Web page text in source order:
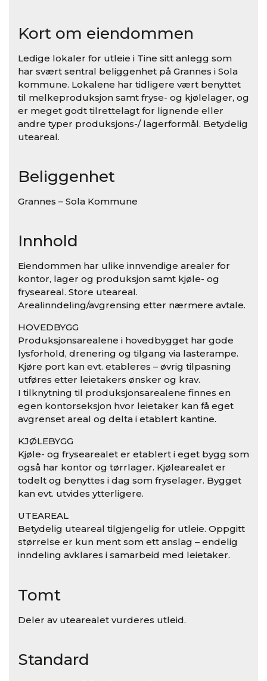
Kort om eiendommen
Ledige lokaler for utleie i Tine sitt anlegg som
har svært sentral beliggenhet på Grannes i Sola
kommune. Lokalene har tidligere vært benyttet
til melkeproduksjon samt fryse- og kjølelager, og
er meget godt tilrettelagt for lignende eller
andre typer produksjons-/ lagerformål. Betydelig
uteareal.
Beliggenhet
Grannes – Sola Kommune
Innhold
Eiendommen har ulike innvendige arealer for
kontor, lager og produksjon samt kjøle- og
fryseareal. Store uteareal.
Arealinndeling/avgrensing etter nærmere avtale.
HOVEDBYGG
Produksjonsarealene i hovedbygget har gode
lysforhold, drenering og tilgang via lasterampe.
Kjøre port kan evt. etableres – øvrig tilpasning
utføres etter leietakers ønsker og krav.
I tilknytning til produksjonsarealene finnes en
egen kontorseksjon hvor leietaker kan få eget
avgrenset areal og delta i etablert kantine.
KJØLEBYGG
Kjøle- og frysearealet er etablert i eget bygg som
også har kontor og tørrlager. Kjølearealet er
todelt og benyttes i dag som fryselager. Bygget
kan evt. utvides ytterligere.
UTEAREAL
Betydelig uteareal tilgjengelig for utleie. Oppgitt
størrelse er kun ment som ett anslag – endelig
inndeling avklares i samarbeid med leietaker.
Tomt
Deler av utearealet vurderes utleid.
Standard